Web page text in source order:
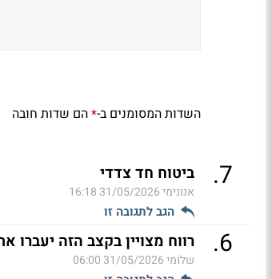
השדות המסומנים ב-*הם שדות חובה
7
. ביטוח חד צדדי
אנונימי31/05/2026 16:18
הגב לתגובה זו
6
. רווח מצויין בקצב הזה יעברו
שלומי31/05/2026 06:00